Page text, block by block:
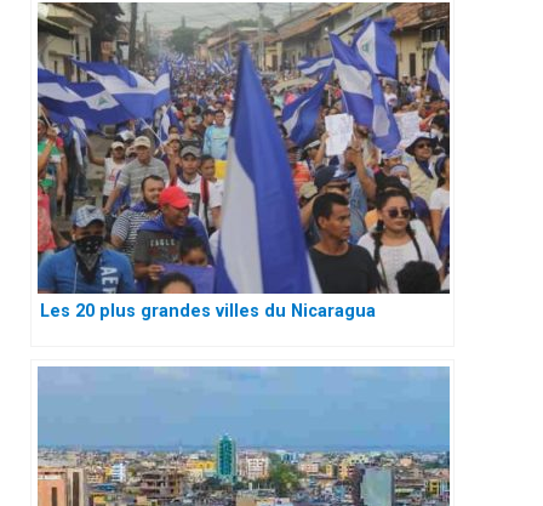
Les 20 plus grandes villes du Nicaragua